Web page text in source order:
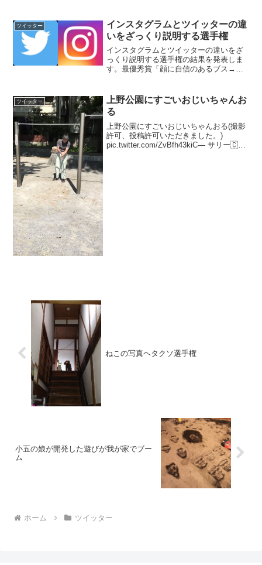
ツイッター
インスタグラムとツイッターの違
いをざっくり説明する選手権
インスタグラムとツイッターの違いをざ
っくり説明する選手権の結果を発表しま
す。最優秀賞「顔に自信のあるブス→イ
と怖いのがインスタグラム。知ってる人
にフォローされると怖いのが...
ツイッター
上野公園にすごいおじいちゃんお
る
上野公園にすごいおじいちゃんおる(撮影
許可、投稿許可いただきました。)
pic.twitter.com/ZvBfh43kiC— サリー🇨🇦
ねこの写真ヘタクソ選手権
小五の娘が開発した遊びが我が家でブー
ム
ホーム ツイッター